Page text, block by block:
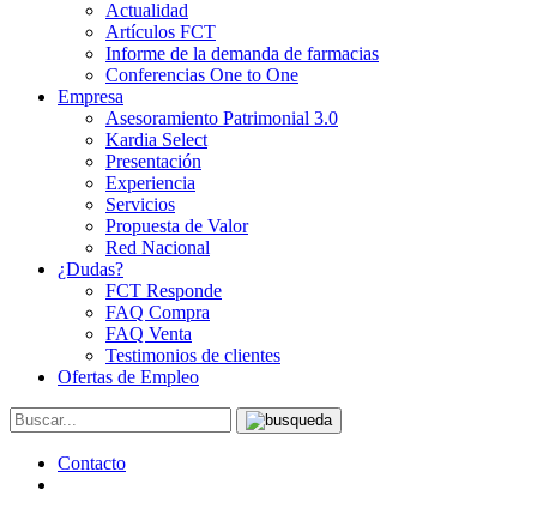
Actualidad
Artículos FCT
Informe de la demanda de farmacias
Conferencias One to One
Empresa
Asesoramiento Patrimonial 3.0
Kardia Select
Presentación
Experiencia
Servicios
Propuesta de Valor
Red Nacional
¿Dudas?
FCT Responde
FAQ Compra
FAQ Venta
Testimonios de clientes
Ofertas de Empleo
Contacto